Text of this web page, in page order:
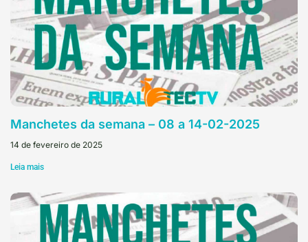
Manchetes da semana – 08 a 14-02-2025
14 de fevereiro de 2025
Leia mais